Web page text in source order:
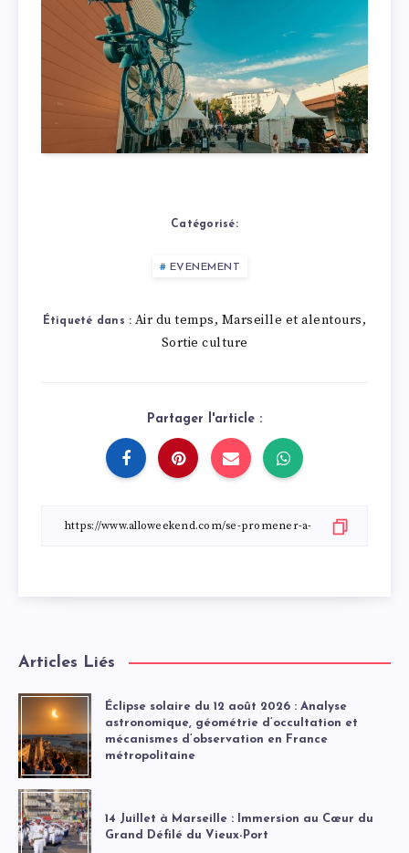
Catégorisé:
EVENEMENT
Étiqueté dans : Air du temps, Marseille et alentours,
Sortie culture
Partager l'article :
Articles Liés
Éclipse solaire du 12 août 2026 : Analyse
astronomique, géométrie d’occultation et
mécanismes d’observation en France
métropolitaine
14 Juillet à Marseille : Immersion au Cœur du
Grand Défilé du Vieux-Port